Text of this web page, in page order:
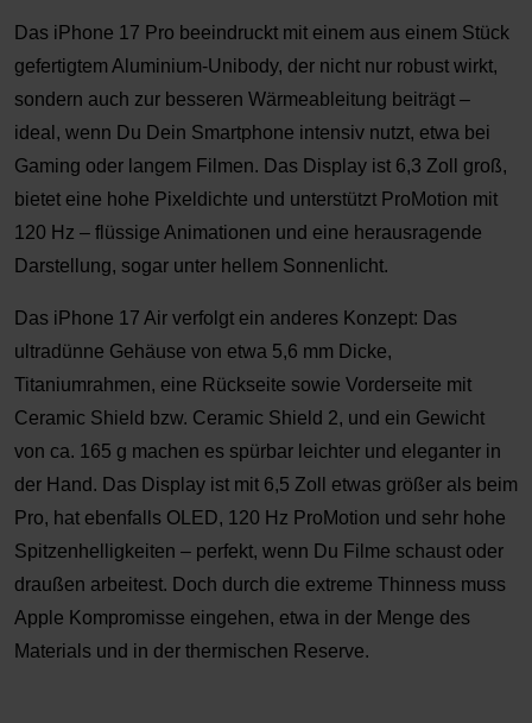
Das iPhone 17 Pro beeindruckt mit einem aus einem Stück
gefertigtem Aluminium-Unibody, der nicht nur robust wirkt,
sondern auch zur besseren Wärmeableitung beiträgt –
ideal, wenn Du Dein Smartphone intensiv nutzt, etwa bei
Gaming oder langem Filmen. Das Display ist 6,3 Zoll groß,
bietet eine hohe Pixeldichte und unterstützt ProMotion mit
120 Hz – flüssige Animationen und eine herausragende
Darstellung, sogar unter hellem Sonnenlicht.
Das iPhone 17 Air verfolgt ein anderes Konzept: Das
ultradünne Gehäuse von etwa 5,6 mm Dicke,
Titaniumrahmen, eine Rückseite sowie Vorderseite mit
Ceramic Shield bzw. Ceramic Shield 2, und ein Gewicht
von ca. 165 g machen es spürbar leichter und eleganter in
der Hand. Das Display ist mit 6,5 Zoll etwas größer als beim
Pro, hat ebenfalls OLED, 120 Hz ProMotion und sehr hohe
Spitzenhelligkeiten – perfekt, wenn Du Filme schaust oder
draußen arbeitest. Doch durch die extreme Thinness muss
Apple Kompromisse eingehen, etwa in der Menge des
Materials und in der thermischen Reserve.